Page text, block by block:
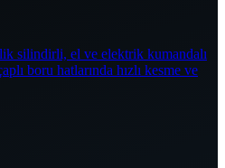
silindirli, el ve elektrik kumandalı
boru hatlarında hızlı kesme ve